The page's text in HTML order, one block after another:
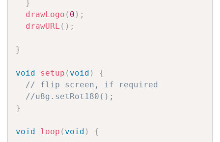
}
drawLogo ( 0 ) ;
drawURL ( ) ;
}
void setup ( void )
{
// flip screen, if required
//u8g.setRot180();
}
void loop ( void ) {